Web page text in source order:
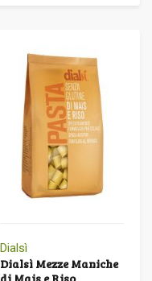
Dialsì
Dialsì Mezze Maniche